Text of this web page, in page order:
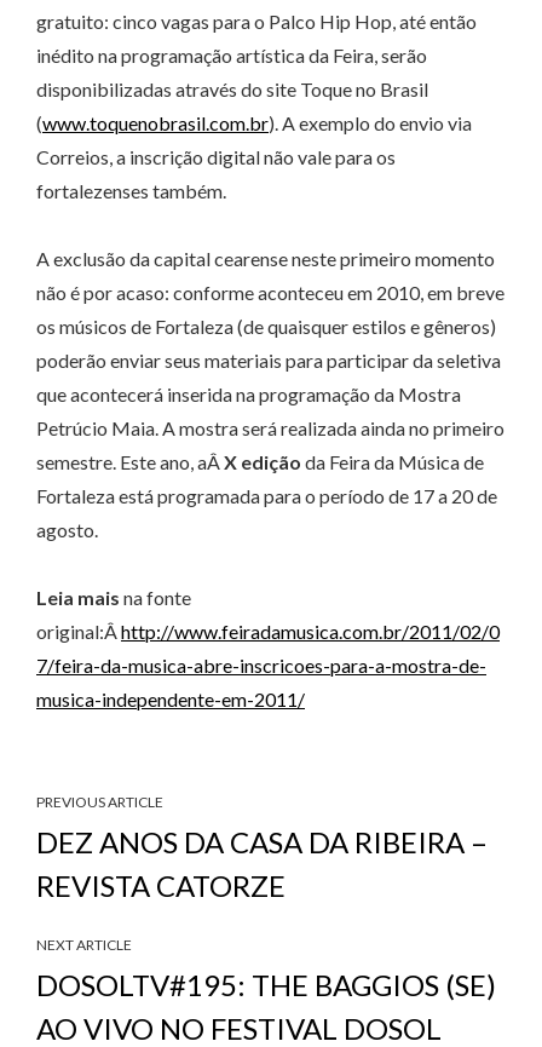
gratuito: cinco vagas para o Palco Hip Hop, até então
inédito na programação artística da Feira, serão
disponibilizadas através do site Toque no Brasil
(www.toquenobrasil.com.br). A exemplo do envio via
Correios, a inscrição digital não vale para os
fortalezenses também.
A exclusão da capital cearense neste primeiro momento
não é por acaso: conforme aconteceu em 2010, em breve
os músicos de Fortaleza (de quaisquer estilos e gêneros)
poderão enviar seus materiais para participar da seletiva
que acontecerá inserida na programação da Mostra
Petrúcio Maia. A mostra será realizada ainda no primeiro
semestre. Este ano, aÂX edição da Feira da Música de
Fortaleza está programada para o período de 17 a 20 de
agosto.
Leia mais na fonte
original:Âhttp://www.feiradamusica.com.br/2011/02/0
7/feira-da-musica-abre-inscricoes-para-a-mostra-de-
musica-independente-em-2011/
PREVIOUS ARTICLE
DEZ ANOS DA CASA DA RIBEIRA –
REVISTA CATORZE
NEXT ARTICLE
DOSOLTV#195: THE BAGGIOS (SE)
AO VIVO NO FESTIVAL DOSOL